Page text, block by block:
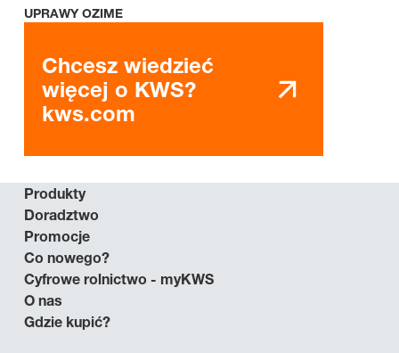
UPRAWY OZIME
Chcesz wiedzieć
więcej o KWS?
kws.com
Produkty
Doradztwo
Promocje
Co nowego?
Cyfrowe rolnictwo - myKWS
O nas
Gdzie kupić?